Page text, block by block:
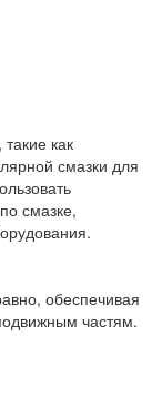
как
смазки для
смазке,
обеспечивая
частям.